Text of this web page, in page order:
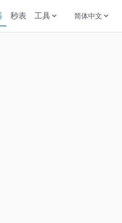
秒表 工具 简体中文